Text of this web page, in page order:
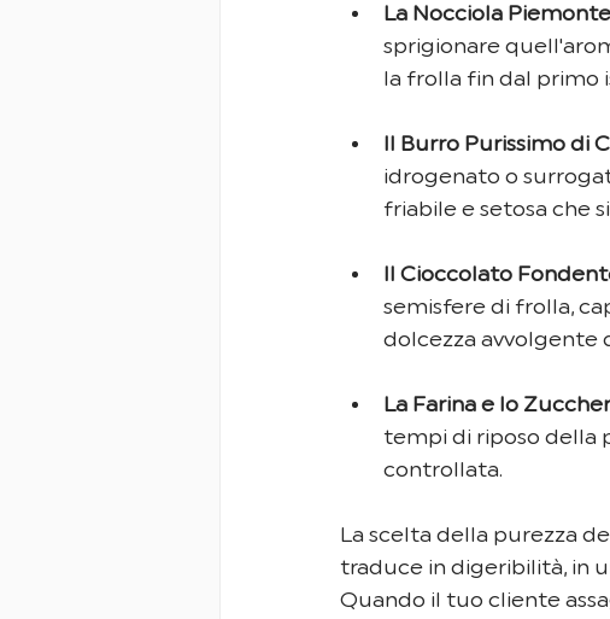
La Nocciola
sprigionare
la frolla fin dal primo
Il Burro Purissimo di
idrogenato o
friabile e setosa che
Il Cioccolato
semisfere di frolla,
dolcezza avvolgente
La Farina e lo
tempi di riposo della
controllata.
La scelta della purezza
traduce in digeribilità, in
Quando il tuo cliente